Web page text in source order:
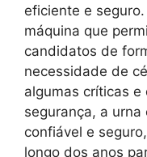
eficiente e
máquina que
candidatos de
necessidade de
algumas críticas
segurança, a
confiável e
longo dos anos